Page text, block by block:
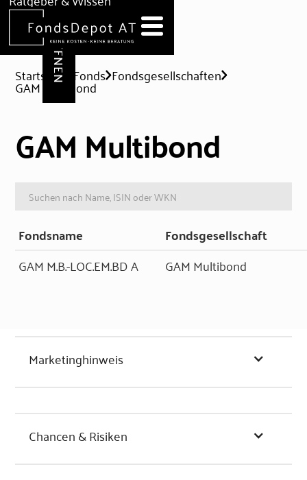
Hilfe & Formulare
DEPOT ERÖFFNEN
Startseite Fonds Fondsgesellschaften
GAM Multibond
GAM Multibond
Fondsname Fondsgesellschaft
GAM M.B.-LOC.EM.BD A GAM Multibond
Marketinghinweis
Chancen & Risiken